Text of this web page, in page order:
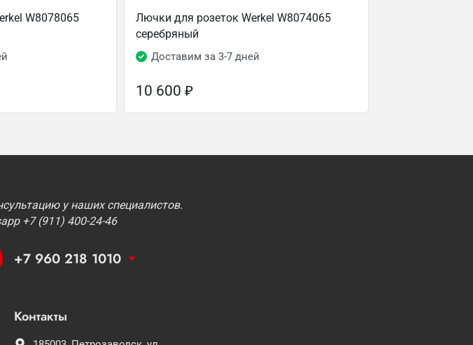
W8078065
Лючки для розеток Werkel W8074065
серебряный
Доставим за 3-7 дней
10 600 ₽
у наших специалистов.
+7 (911) 400-24-46
+7 960 218 1010
Контакты